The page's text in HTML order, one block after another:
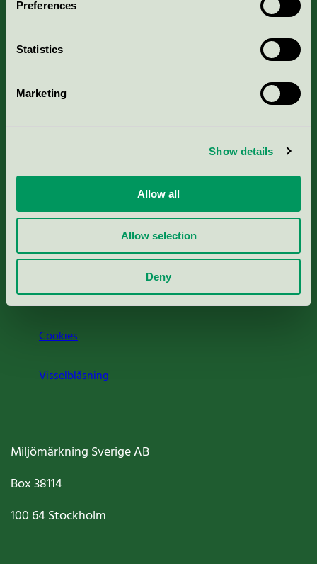
Preferences
Statistics
Marketing
Show details
Allow all
Allow selection
Deny
Nordic Ecolabelling Portal
Portal för massa, papper & tryckerier
Rapporter & undersökningar
Press
Om oss
Jobba hos oss
Cookies
Visselblåsning
Miljömärkning Sverige AB
Box38114
100 64Stockholm